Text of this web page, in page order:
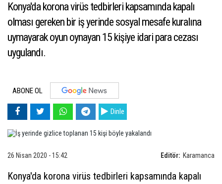
Konya'da korona virüs tedbirleri kapsamında kapalı
olması gereken bir iş yerinde sosyal mesafe kuralına
uymayarak oyun oynayan 15 kişiye idari para cezası
uygulandı.
ABONE OL
Dinle
Editör: Karamanca
26 Nisan 2020 - 15:42
Konya'da korona virüs tedbirleri kapsamında kapalı